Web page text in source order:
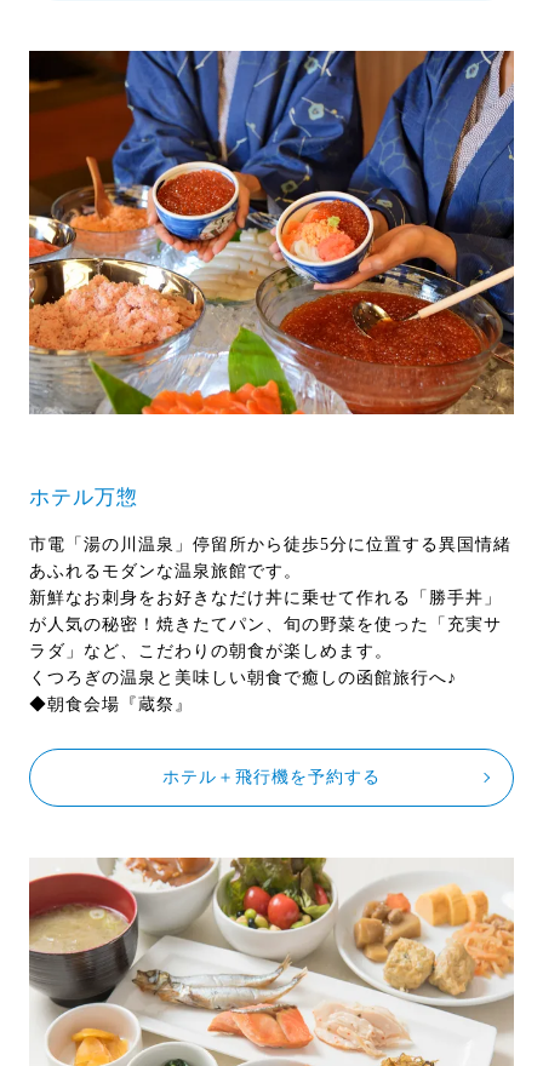
ホテル万惣
市電「湯の川温泉」停留所から徒歩5分に位置する異国情緒
あふれるモダンな温泉旅館です。
新鮮なお刺身をお好きなだけ丼に乗せて作れる「勝手丼」
が人気の秘密！焼きたてパン、旬の野菜を使った「充実サ
ラダ」など、こだわりの朝食が楽しめます。
くつろぎの温泉と美味しい朝食で癒しの函館旅行へ♪
◆朝食会場『蔵祭』
ホテル＋飛行機を予約する